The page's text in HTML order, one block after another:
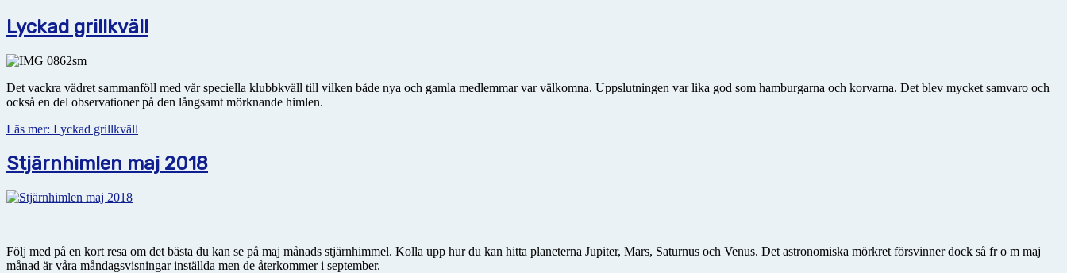
Lyckad grillkväll
Det vackra vädret sammanföll med vår speciella klubbkväll till vilken både nya och gamla medlemmar var välkomna. Uppslutningen var lika god som hamburgarna och korvarna. Det blev mycket samvaro och
också en del observationer på den långsamt mörknande himlen.
Läs mer: Lyckad grillkväll
Stjärnhimlen maj 2018
Följ med på en kort resa om det bästa du kan se på maj månads stjärnhimmel. Kolla upp hur du kan hitta planeterna Jupiter, Mars, Saturnus och Venus. Det astronomiska mörkret försvinner dock så fr o m maj
månad är våra måndagsvisningar inställda men de återkommer i september.